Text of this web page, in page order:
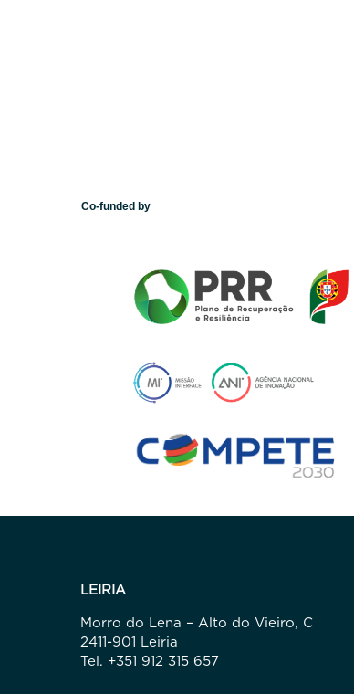
Co-funded by
LEIRIA
Morro do Lena – Alto do Vieiro, C
2411-901 Leiria
Tel. +351 912 315 657